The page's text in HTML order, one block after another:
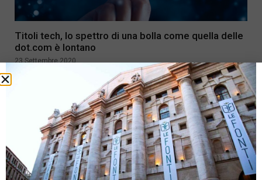
Titoli tech, lo spettro di una bolla come quella delle
dot.com è lontano
23 Settembre 2020